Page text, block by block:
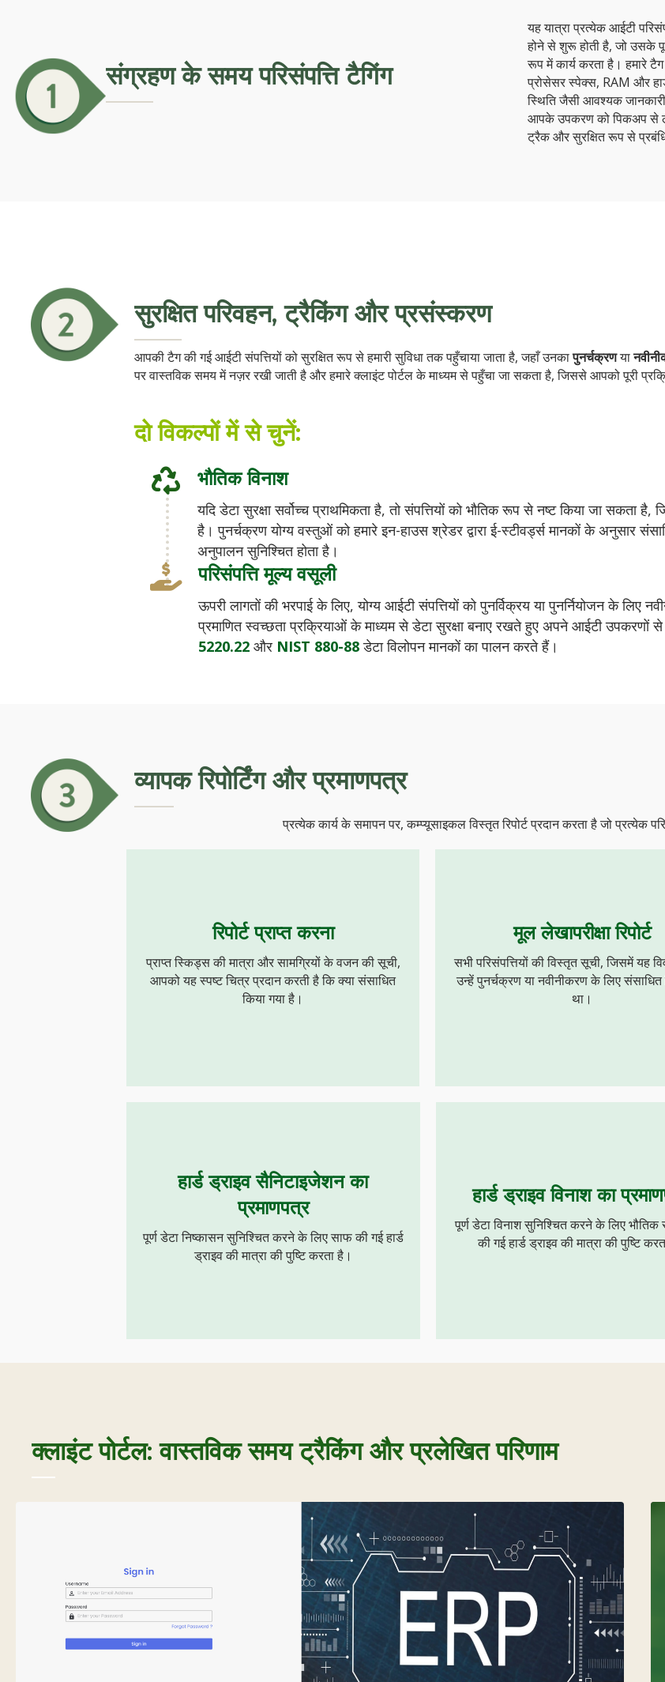
संग्रहण के समय परिसंपत्ति टैगिंग
यह यात्रा प्रत्येक आईटी
होने से शुरू होती है, जो उसके
रूप में कार्य करता है। हमारे
प्रोसेसर स्पेक्स, RAM और
स्थिति जैसी आवश्यक
आपके उपकरण को पिकअप से
ट्रैक और सुरक्षित रूप से
सुरक्षित परिवहन, ट्रैकिंग और प्रसंस्करण
आपकी टैग की गई आईटी संपत्तियों को सुरक्षित रूप से हमारी सुविधा तक पहुँचाया जाता है, जहाँ उनकापुनर्चक्रणया
पर वास्तविक समय में नज़र रखी जाती है और हमारे क्लाइंट पोर्टल के माध्यम से पहुँचा जा सकता है, जिससे आपको पूरी
दो विकल्पों में से चुनें:
भौतिक विनाश
यदि डेटा सुरक्षा सर्वोच्च प्राथमिकता है, तो संपत्तियों को भौतिक रूप से नष्ट किया जा सकता है,
है। पुनर्चक्रण योग्य वस्तुओं को हमारे इन-हाउस श्रेडर द्वारा ई-स्टीवर्ड्स मानकों के अनुसार
अनुपालन सुनिश्चित होता है।
परिसंपत्ति मूल्य वसूली
ऊपरी लागतों की भरपाई के लिए, योग्य आईटी संपत्तियों को पुनर्विक्रय या पुनर्नियोजन के
प्रमाणित स्वच्छता प्रक्रियाओं के माध्यम से डेटा सुरक्षा बनाए रखते हुए अपने आईटी
5220.22 और NIST 880-88डेटा विलोपन मानकों का पालन करते हैं।
व्यापक रिपोर्टिंग और प्रमाणपत्र
प्रत्येक कार्य के समापन पर, कम्प्यूसाइकल विस्तृत रिपोर्ट प्रदान करता है जो प्रत्येक
रिपोर्ट प्राप्त करना
प्राप्त स्किड्स की मात्रा और सामग्रियों के वजन की सूची,
आपको यह स्पष्ट चित्र प्रदान करती है कि क्या संसाधित
किया गया है।
मूल लेखापरीक्षा रिपोर्ट
सभी परिसंपत्तियों की विस्तृत सूची, जिसमें यह
उन्हें पुनर्चक्रण या नवीनीकरण के लिए संसाधित
था।
हार्ड ड्राइव सैनिटाइजेशन का
प्रमाणपत्र
पूर्ण डेटा निष्कासन सुनिश्चित करने के लिए साफ की गई हार्ड
ड्राइव की मात्रा की पुष्टि करता है।
हार्ड ड्राइव विनाश का
पूर्ण डेटा विनाश सुनिश्चित करने के लिए
की गई हार्ड ड्राइव की मात्रा की पुष्टि
क्लाइंट पोर्टल: वास्तविक समय ट्रैकिंग और प्रलेखित परिणाम